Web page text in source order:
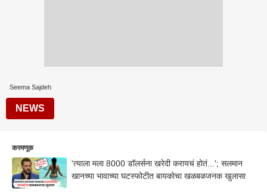
Seema Sajdeh
NEWS
करमणूक
'त्याला मला 8000 डॉलर्सना खरेदी करायचं होतं...'; सलमान
खानच्या भावाच्या घटस्फोटीत बायकोचा खळबळजनक खुलासा